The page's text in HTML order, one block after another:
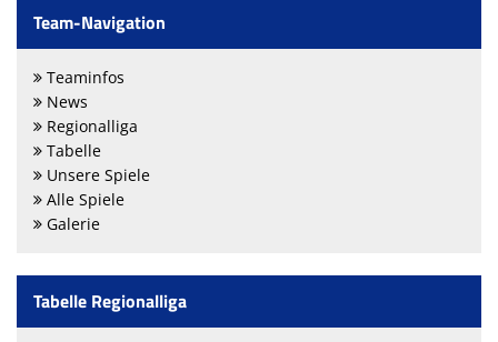
Team-Navigation
Teaminfos
News
Regionalliga
Tabelle
Unsere Spiele
Alle Spiele
Galerie
Tabelle Regionalliga